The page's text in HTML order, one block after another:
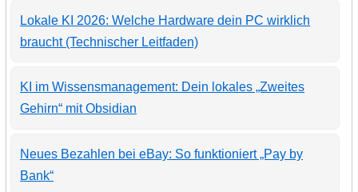
Lokale KI 2026: Welche Hardware dein PC wirklich
braucht (Technischer Leitfaden)
KI im Wissensmanagement: Dein lokales „Zweites
Gehirn“ mit Obsidian
Neues Bezahlen bei eBay: So funktioniert „Pay by
Bank“